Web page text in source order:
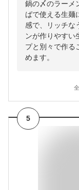
鍋の〆のラーメ
ばで使える生麺
感で、リッチな
ンが作りやすい
プと別々で作る
めます。
5